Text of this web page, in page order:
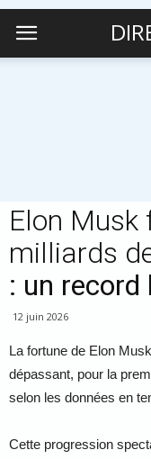
Elon
milliards
: un
12 juin 2026
La fortune de Elon Musk
dépassant, pour la
selon les données en
Cette progression